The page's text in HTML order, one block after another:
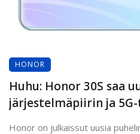
HONOR
Huhu: Honor 30S saa
järjestelmäpiirin ja
Honor on julkaissut uusia